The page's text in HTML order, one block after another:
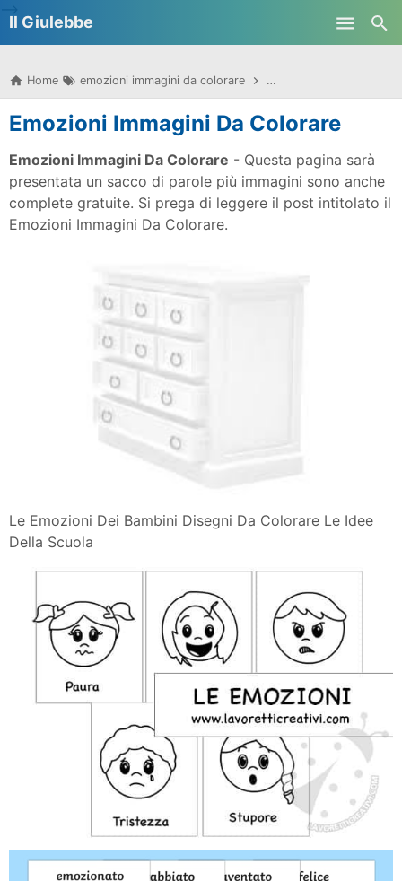
Il Giulebbe
Home emozioni immagini da colorare immagini da colorare
Emozioni Immagini Da Colorare
Emozioni Immagini Da Colorare - Questa pagina sarà
presentata un sacco di parole più immagini sono anche
complete gratuite. Si prega di leggere il post intitolato il
Emozioni Immagini Da Colorare.
Le Emozioni Dei Bambini Disegni Da Colorare Le Idee
Della Scuola